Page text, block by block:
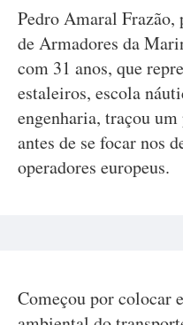
Pedro Amaral Frazão,
de Armadores da
com 31 anos, que
estaleiros, escola
engenharia, traçou
antes de se focar nos
operadores europeus.
Começou por colocar